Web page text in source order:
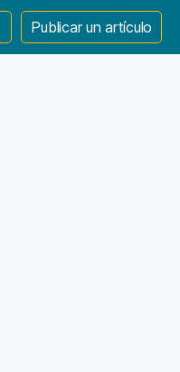
Publicar un artículo